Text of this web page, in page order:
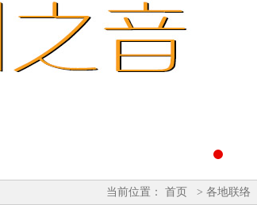
当前位置： 首页 > 各地联络